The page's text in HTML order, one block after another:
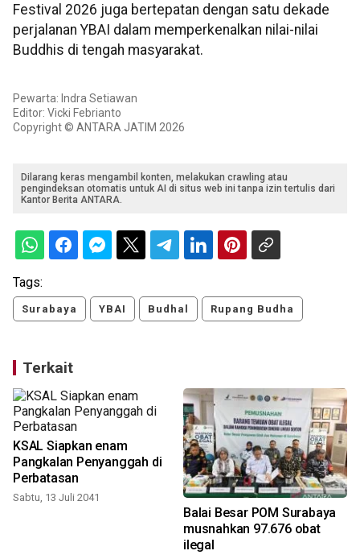
Festival 2026 juga bertepatan dengan satu dekade
perjalanan YBAI dalam memperkenalkan nilai-nilai
Buddhis di tengah masyarakat.
Pewarta: Indra Setiawan
Editor: Vicki Febrianto
Copyright © ANTARA JATIM 2026
Dilarang keras mengambil konten, melakukan crawling atau
pengindeksan otomatis untuk AI di situs web ini tanpa izin tertulis dari
Kantor Berita ANTARA.
Tags:
Surabaya YBAI Budhal Rupang Budha
Terkait
KSAL Siapkan enam
Pangkalan Penyanggah di
Perbatasan
Sabtu, 13 Juli 2041
Balai Besar POM Surabaya
musnahkan 97.676 obat
ilegal